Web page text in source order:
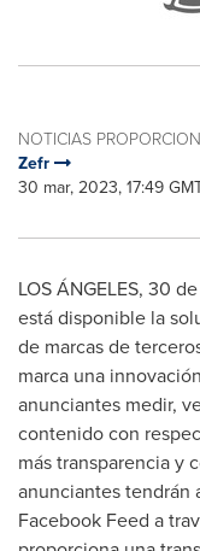
NOTICIAS
Zefr
30 mar, 2023, 17:49
LOS ÁNGELES, 30
está disponible la
de marcas de
marca una
anunciantes medir,
contenido con
más transparencia y
anunciantes tendrán
Facebook Feed a